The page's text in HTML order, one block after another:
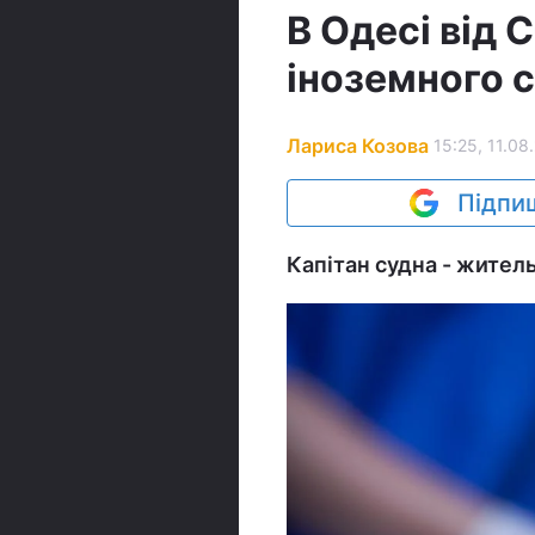
В Одесі від
іноземного
Лариса Козова 15:25,
Капітан судна -